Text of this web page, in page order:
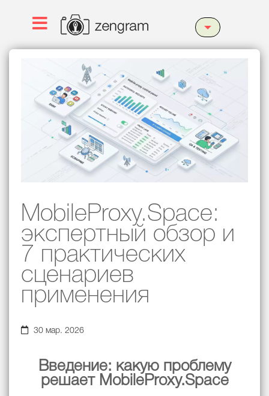
MobileProxy.Space:
экспертный обзор и
7 практических
сценариев
применения
30 мар. 2026
Введение: какую проблему
решает MobileProxy.Space